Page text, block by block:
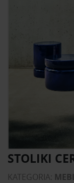
STOLIKI
KATEGORIA: